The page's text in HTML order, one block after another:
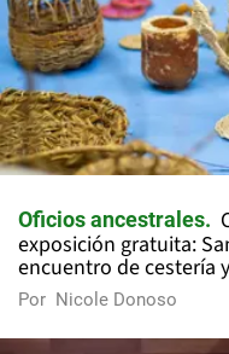
Oficios ancestrales
exposición gratuita:
encuentro de cestería
Por Nicole Donoso